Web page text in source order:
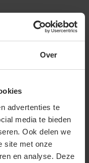
Over
advertenties te
media te bieden
Ook delen we
site met onze
en analyse. Deze
yellow
hemd
katoen met een
zoals
juk op de